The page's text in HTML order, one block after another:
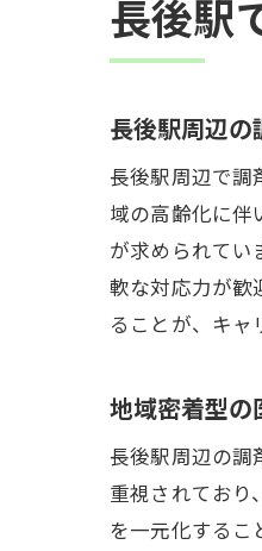
長後駅
長後駅周辺の
長後駅周辺で調
域の高齢化に伴
が求められてい
軟な対応力が歓
ることが、キャ
地域密着型の
長後駅周辺の調
重視されており
を一元化するこ